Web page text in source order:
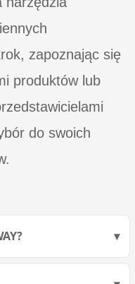
zapoznając się
produktów lub
do swoich